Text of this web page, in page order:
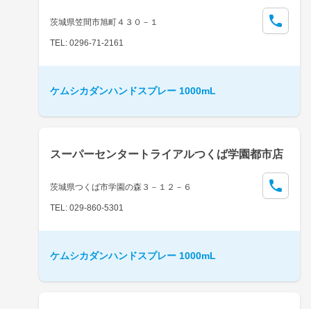
茨城県笠間市旭町４３０－１
TEL: 0296-71-2161
ケムシカダンハンドスプレー 1000mL
スーパーセンタートライアルつくば学園都市店
茨城県つくば市学園の森３－１２－６
TEL: 029-860-5301
ケムシカダンハンドスプレー 1000mL